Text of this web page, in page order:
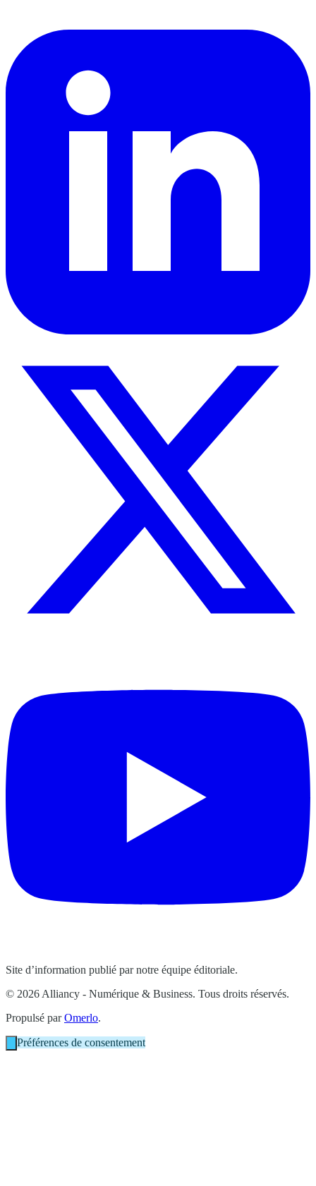
Site d’information publié par notre équipe éditoriale.
© 2026 Alliancy - Numérique & Business. Tous droits réservés.
Propulsé parOmerlo.
Préférences de consentement